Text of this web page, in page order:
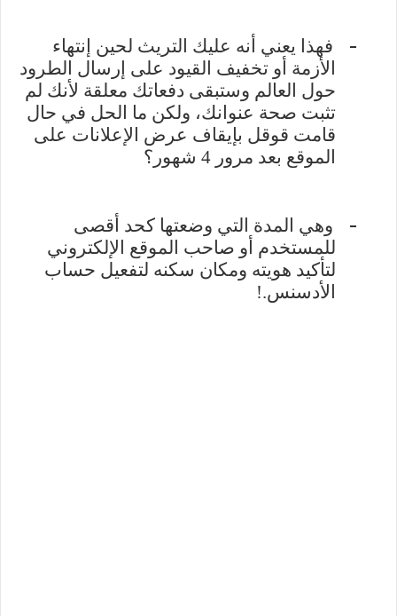
-
فهذا يعني أنه عليك التريث لحين إنتهاء
الأزمة أو تخفيف القيود على إرسال الطرود
حول العالم وستبقى دفعاتك معلقة لأنك لم
تثبت صحة عنوانك، ولكن ما الحل في حال
قامت قوقل بإيقاف عرض الإعلانات على
الموقع بعد مرور 4 شهور؟
-
وهي المدة التي وضعتها كحد أقصى
للمستخدم أو صاحب الموقع الإلكتروني
لتأكيد هويته ومكان سكنه لتفعيل حساب
الأدسنس!.